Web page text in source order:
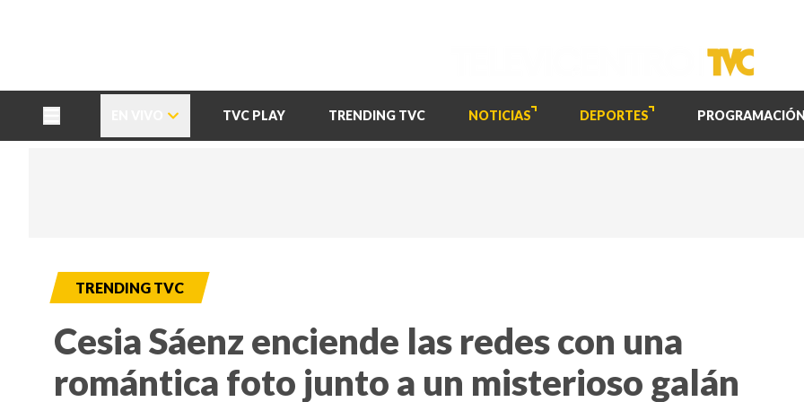
TVC PLAY TRENDING TVC NOTICIAS DEPORTES PROGRAMACIÓN
TRENDING TVC
Cesia Sáenz enciende las redes con una
romántica foto junto a un misterioso galán